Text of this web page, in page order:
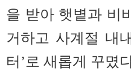
을 받아 햇볕과 비
거하고 사계절 내
터’로 새롭게 꾸몄